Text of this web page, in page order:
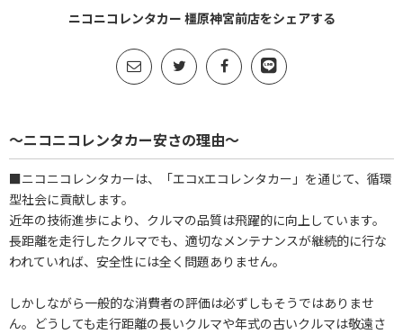
ニコニコレンタカー 橿原神宮前店をシェアする
～ニコニコレンタカー安さの理由～
■ニコニコレンタカーは、「エコxエコレンタカー」を通じて、循環
型社会に貢献します。
近年の技術進歩により、クルマの品質は飛躍的に向上しています。
長距離を走行したクルマでも、適切なメンテナンスが継続的に行な
われていれば、安全性には全く問題ありません。
しかしながら一般的な消費者の評価は必ずしもそうではありませ
ん。どうしても走行距離の長いクルマや年式の古いクルマは敬遠さ